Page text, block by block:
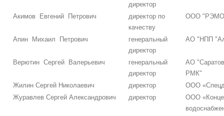
директор
Акимов Евгений Петрович
директор по
качеству
ООО "РЭМО-
Апин Михаил Петрович
генеральный
директор
АО "НПП
Верютин Сергей Валерьевич
генеральный
директор
АО
РМК"
Жилин Сергей Николаевич
директор
ООО
Журавлев Сергей Александрович
директор
ООО